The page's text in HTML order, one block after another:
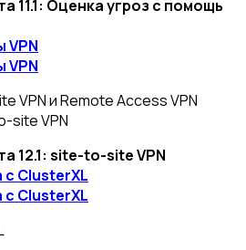
11.1: Оценка угроз с помощь
VPN
VPN
VPN и Remote Access VPN
site VPN
12.1: site-to-site VPN
ClusterXL
ClusterXL